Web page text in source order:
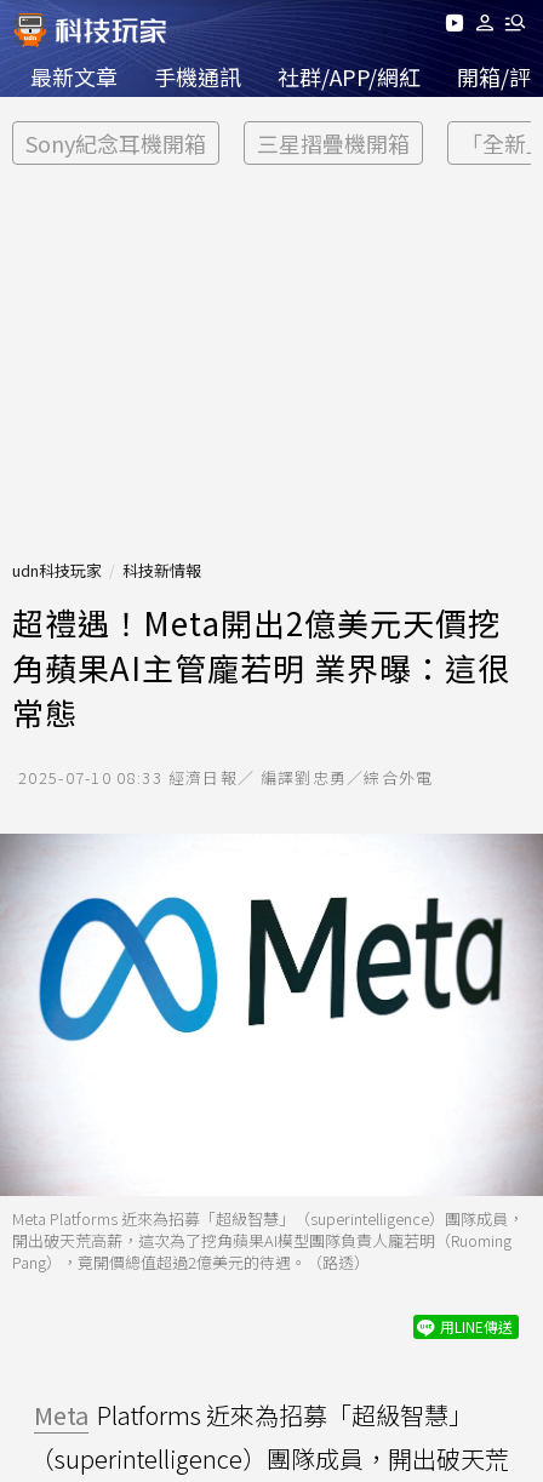
最新文章 手機通訊 社群/APP/網紅 開箱/評
Sony紀念耳機開箱 三星摺疊機開箱 「全新
udn科技玩家 科技新情報
超禮遇！Meta開出2億美元天價挖
角蘋果AI主管龐若明 業界曝：這很
常態
2025-07-10 08:33 經濟日報／ 編譯劉忠勇／綜合外電
Meta Platforms 近來為招募「超級智慧」（superintelligence）團隊成員，
開出破天荒高薪，這次為了挖角蘋果AI模型團隊負責人龐若明（Ruoming
Pang），竟開價總值超過2億美元的待遇。（路透）
用LINE傳送
Meta Platforms 近來為招募「超級智慧」
（superintelligence）團隊成員，開出破天荒